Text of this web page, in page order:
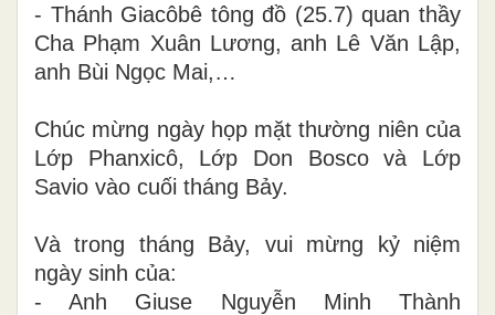
- Thánh Giacôbê tông đồ (25.7) quan thầy
Cha Phạm Xuân Lương, anh Lê Văn Lập,
anh Bùi Ngọc Mai,…
Chúc mừng ngày họp mặt thường niên của
Lớp Phanxicô, Lớp Don Bosco và Lớp
Savio vào cuối tháng Bảy.
Và trong tháng Bảy, vui mừng kỷ niệm
ngày sinh của:
- Anh Giuse Nguyễn Minh Thành